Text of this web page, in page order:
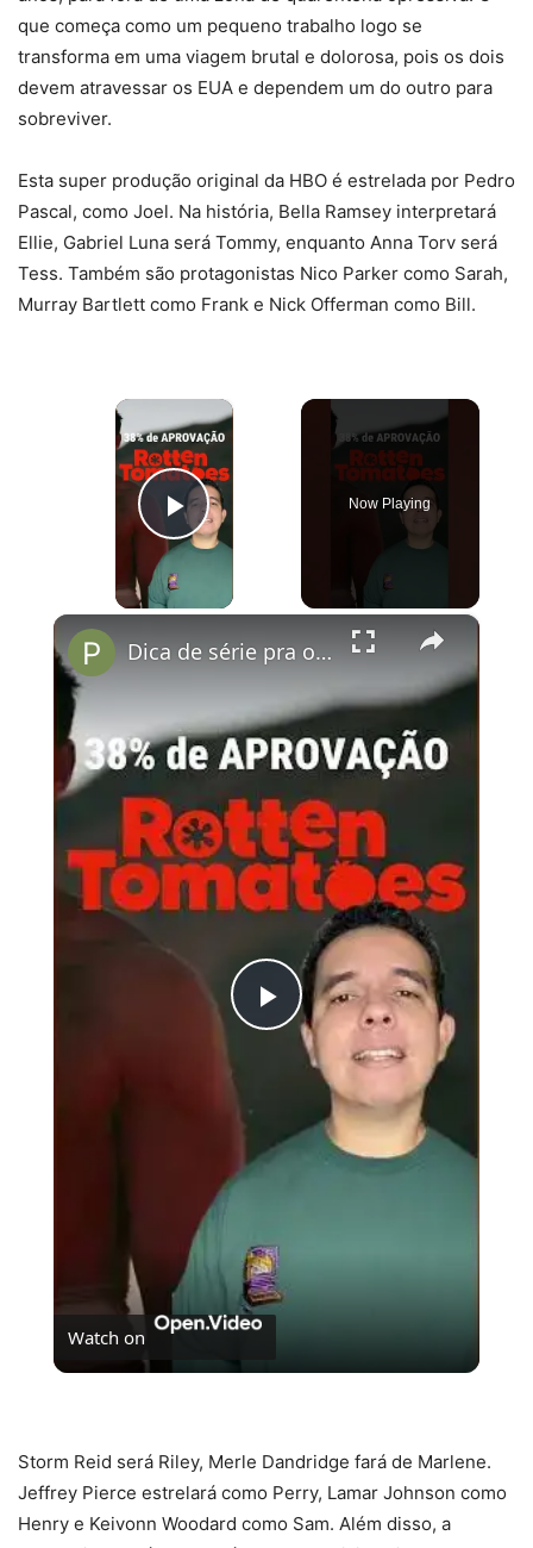
que começa como um pequeno trabalho logo se
transforma em uma viagem brutal e dolorosa, pois os dois
devem atravessar os EUA e dependem um do outro para
sobreviver.
Esta super produção original da HBO é estrelada por Pedro
Pascal, como Joel. Na história, Bella Ramsey interpretará
Ellie, Gabriel Luna será Tommy, enquanto Anna Torv será
Tess. Também são protagonistas Nico Parker como Sarah,
Murray Bartlett como Frank e Nick Offerman como Bill.
×
Play Video
Now Playing
×
Play
Video
Dica de série pra os fãs de Wicked!
Watch on
Storm Reid será Riley, Merle Dandridge fará de Marlene.
Jeffrey Pierce estrelará como Perry, Lamar Johnson como
Henry e Keivonn Woodard como Sam. Além disso, a